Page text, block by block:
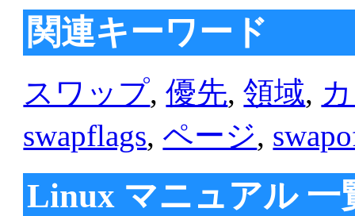
関連キーワード
スワップ,優先,領域,
swapflags, ページ,
Linux マニュアル 一